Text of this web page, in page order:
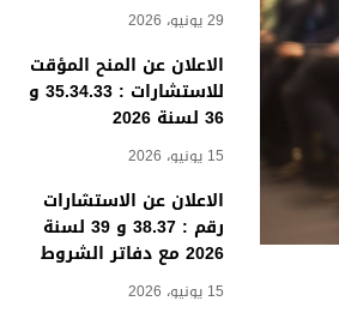
29 يونيو، 2026
الاعلان عن المنح المؤقت
للاستشارات : 35.34.33 و
36 لسنة 2026
15 يونيو، 2026
الاعلان عن الاستشارات
رقم : 38.37 و 39 لسنة
2026 مع دفاتر الشروط
15 يونيو، 2026